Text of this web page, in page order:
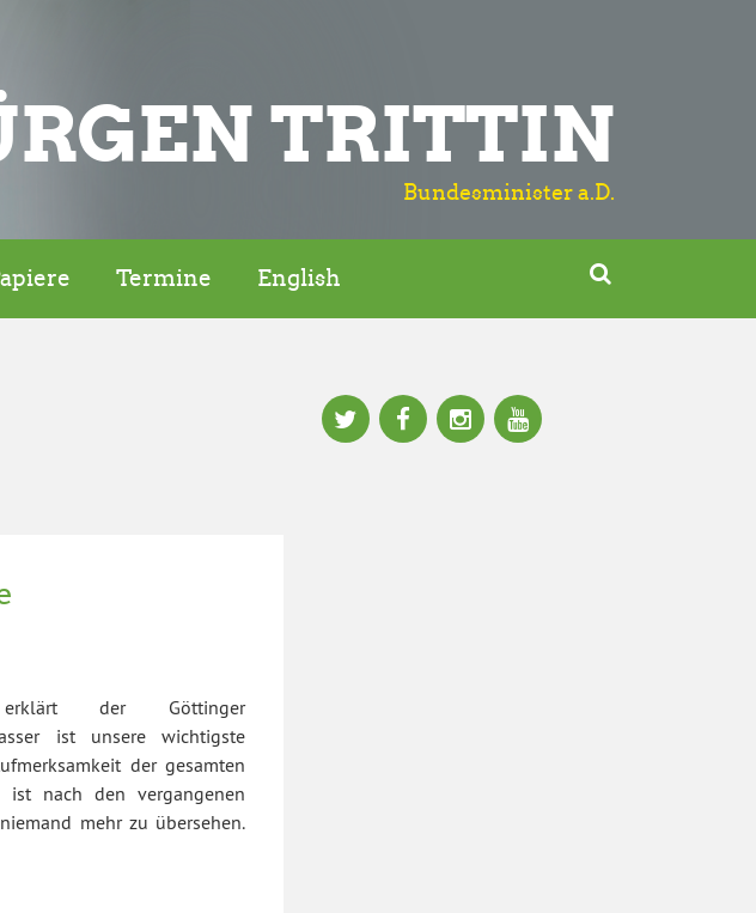
TRITTIN
Bundesminister a.D.
Termine English 
erklärt der Göttinger
ist unsere wichtigste
der gesamten
ist nach den vergangenen
mehr zu übersehen.